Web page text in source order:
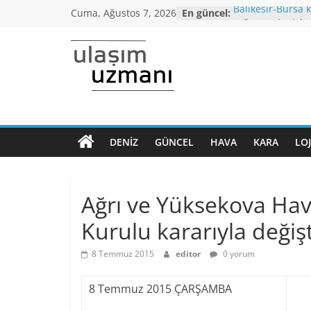
Cuma, Ağustos 7, 2026 En güncel: Balıkesir-Bursa
Koronavirüs ile
Dönem
kriterleri
Ulaşım
Uzmanı
UlaşımınDENIZ GÜNCEL HAVA KARA
Ağrı ve Yüksekova
Kurulu kararıyla
8 Temmuz 2015 editor 0 yorum
8 Temmuz 2015 ÇARŞAMBA